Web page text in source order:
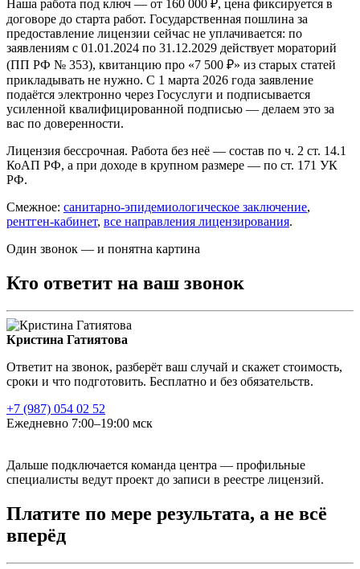
Наша работа под ключ — от 160 000 ₽, цена фиксируется в
договоре до старта работ. Государственная пошлина за
предоставление лицензии сейчас не уплачивается: по
заявлениям с 01.01.2024 по 31.12.2029 действует мораторий
(ПП РФ № 353), квитанцию про «7 500 ₽» из старых статей
прикладывать не нужно. С 1 марта 2026 года заявление
подаётся электронно через Госуслуги и подписывается
усиленной квалифицированной подписью — делаем это за
вас по доверенности.
Лицензия бессрочная. Работа без неё — состав по ч. 2 ст. 14.1
КоАП РФ, а при доходе в крупном размере — по ст. 171 УК
РФ.
Смежное: санитарно-эпидемиологическое заключение,
рентген-кабинет, все направления лицензирования.
Один звонок — и понятна картина
Кто ответит на ваш звонок
Кристина Гатиятова
Ответит на звонок, разберёт ваш случай и скажет стоимость,
сроки и что подготовить. Бесплатно и без обязательств.
+7 (987) 054 02 52
Ежедневно 7:00–19:00 мск
Дальше подключается команда центра — профильные
специалисты ведут проект до записи в реестре лицензий.
Платите по мере результата, а не всё
вперёд